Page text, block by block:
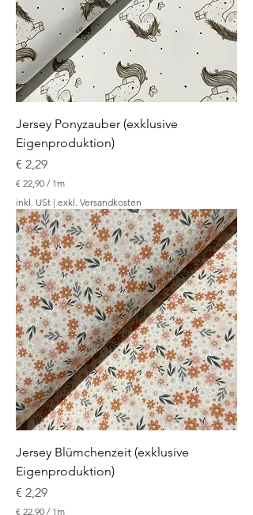
M
e
t
e
r
Jersey Ponyzauber (exklusive
Eigenproduktion)
Preis
€ 2,29
€ 22,90 / 1m
€
2
2
,
9
0
p
r
o
1
M
e
t
e
r
inkl. USt | exkl. Versandkosten
Jersey Blümchenzeit (exklusive
Eigenproduktion)
Preis
€ 2,29
€ 22,90 / 1m